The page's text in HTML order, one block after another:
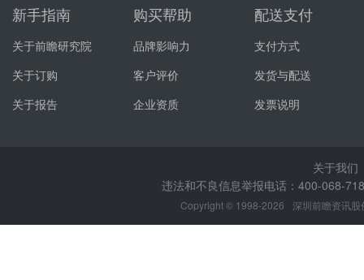
新手指南
关于前瞻研究院
关于订购
关于报告
购买帮助
品牌影响力
客户评价
企业资质
配送支付
支付方式
发货与配送
发票说明
关于我们
违法和不良信息举报电话：400-068-
Copyright © 1998-2026 深圳前瞻资讯股